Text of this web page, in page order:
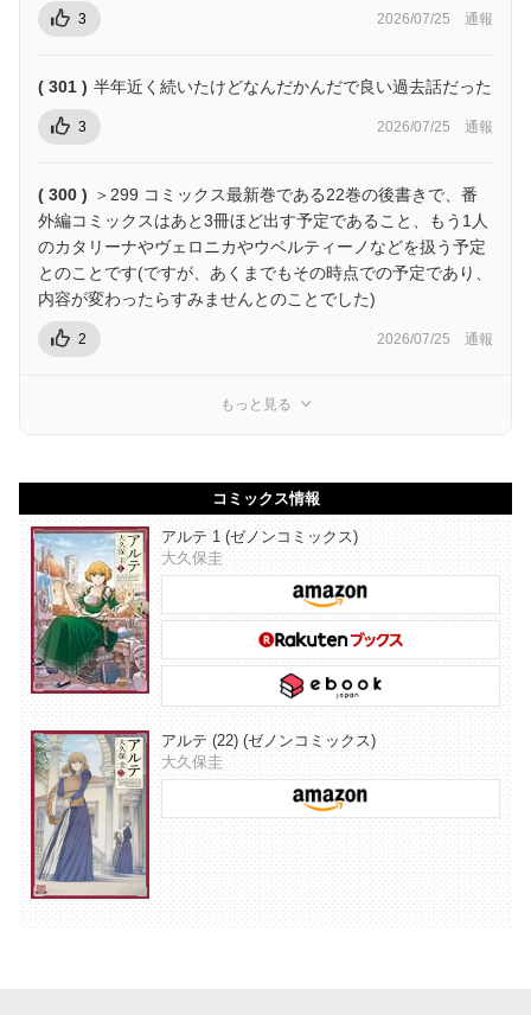
3 2026/07/25 通報
( 301 ) 半年近く続いたけどなんだかんだで良い過去話だった
3 2026/07/25 通報
( 300 ) ＞299 コミックス最新巻である22巻の後書きで、番
外編コミックスはあと3冊ほど出す予定であること、もう1人
のカタリーナやヴェロニカやウベルティーノなどを扱う予定
とのことです(ですが、あくまでもその時点での予定であり、
内容が変わったらすみませんとのことでした)
2 2026/07/25 通報
もっと見る
コミックス情報
アルテ 1 (ゼノンコミックス)
大久保圭
アルテ (22) (ゼノンコミックス)
大久保圭